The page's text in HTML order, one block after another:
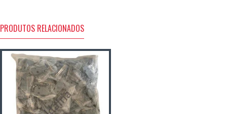
PRODUTOS RELACIONADOS